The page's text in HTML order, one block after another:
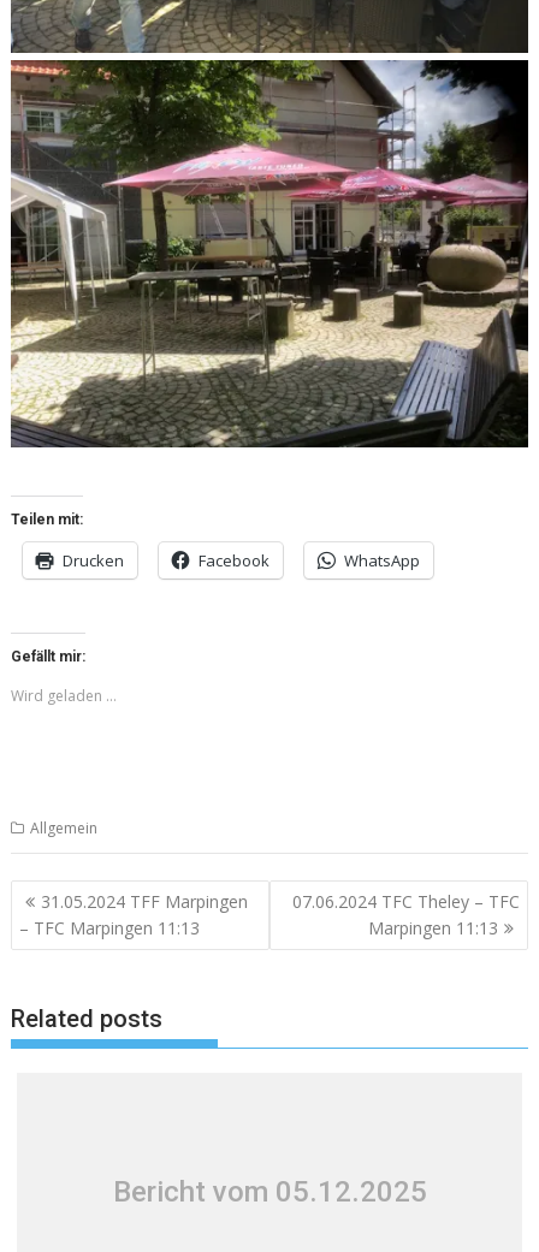
Teilen mit:
Drucken Facebook WhatsApp
Gefällt mir:
Wird geladen …
Allgemein
Beitragsnavigation
31.05.2024 TFF Marpingen
– TFC Marpingen 11:13
07.06.2024 TFC Theley – TFC
Marpingen 11:13
Related posts
Bericht vom 05.12.2025